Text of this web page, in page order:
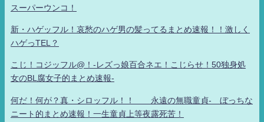
スーパーウンコ！
新・ハゲッフル！哀愁のハゲ男の髪ってるまとめ速報！！激しく
ハゲっTEL？
こじ！コジッフル@！-レズっ娘百合ネエ！こじらせ！50独身処
女のBL腐女子的まとめ速報-
何だ！何が？真・シロッフル！！ 永遠の無職童貞- ぼっちな
ニート的まとめ速報！一生童貞上等夜露死苦！